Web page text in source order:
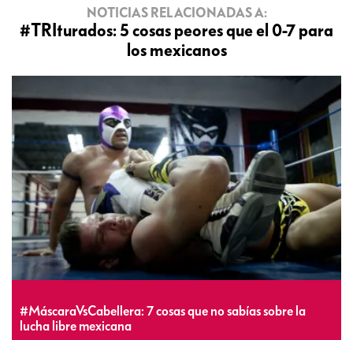
NOTICIAS RELACIONADAS A:
#TRIturados: 5 cosas peores que el 0-7 para
los mexicanos
#MáscaraVsCabellera: 7 cosas que no sabías sobre la
lucha libre mexicana